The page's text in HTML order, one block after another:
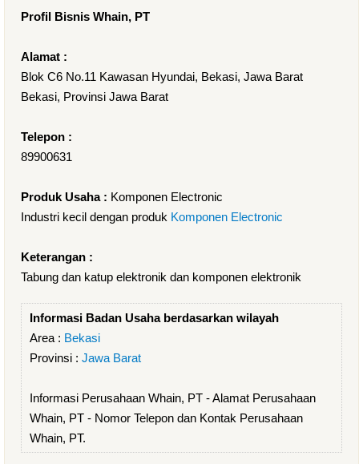
Profil Bisnis Whain, PT
Alamat :
Blok C6 No.11 Kawasan Hyundai, Bekasi, Jawa Barat
Bekasi, Provinsi Jawa Barat
Telepon :
89900631
Produk Usaha : Komponen Electronic
Industri kecil dengan produk Komponen Electronic
Keterangan :
Tabung dan katup elektronik dan komponen elektronik
Informasi Badan Usaha berdasarkan wilayah
Area : Bekasi
Provinsi : Jawa Barat
Informasi Perusahaan Whain, PT - Alamat Perusahaan
Whain, PT - Nomor Telepon dan Kontak Perusahaan
Whain, PT.